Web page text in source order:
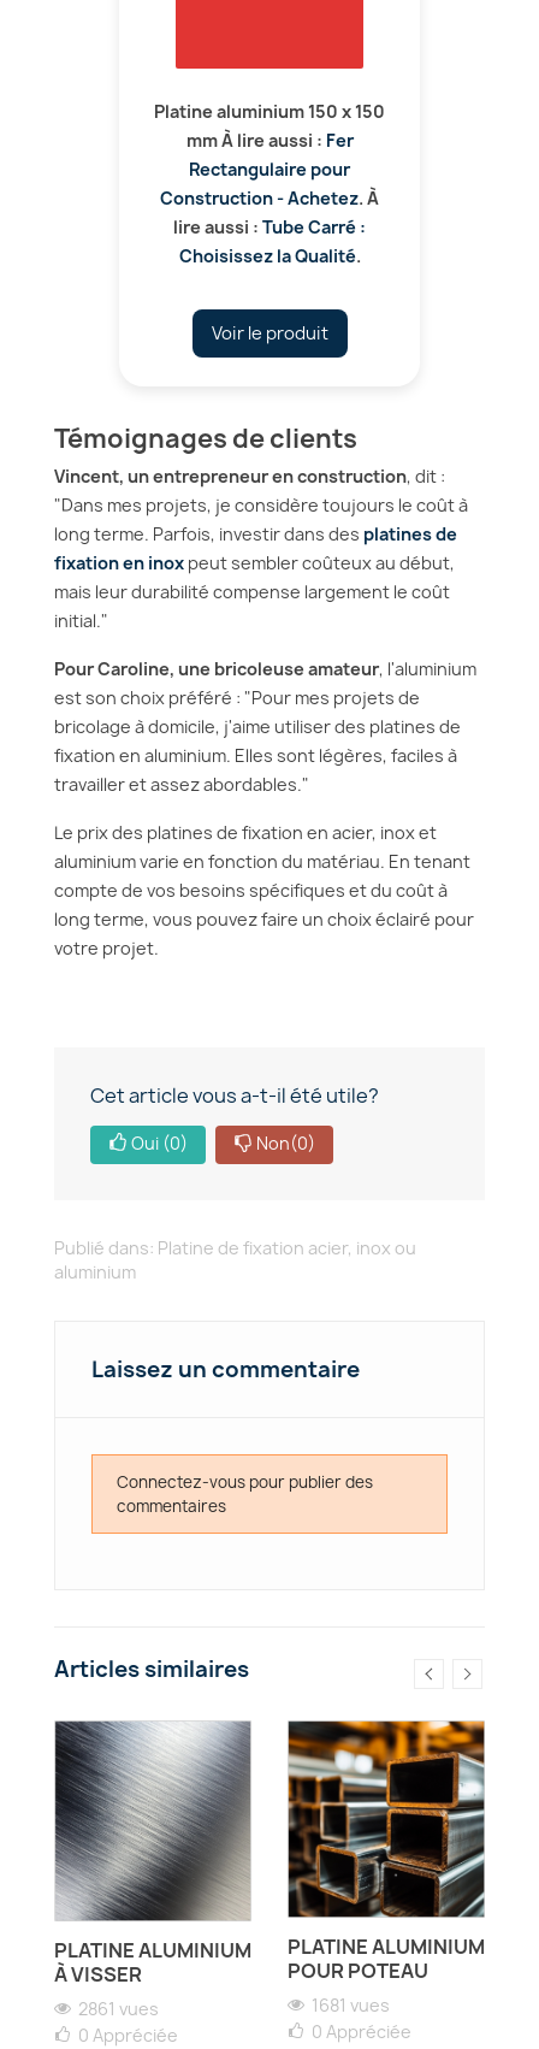
Platine aluminium 150 x 150
mm À lire aussi : Fer
Rectangulaire pour
Construction - Achetez. À
lire aussi : Tube Carré :
Choisissez la Qualité.
Voir le produit
Témoignages de clients
Vincent, un entrepreneur en construction, dit :
"Dans mes projets, je considère toujours le coût à
long terme. Parfois, investir dans des platines de
fixation en inox peut sembler coûteux au début,
mais leur durabilité compense largement le coût
initial."
Pour Caroline, une bricoleuse amateur, l'aluminium
est son choix préféré : "Pour mes projets de
bricolage à domicile, j'aime utiliser des platines de
fixation en aluminium. Elles sont légères, faciles à
travailler et assez abordables."
Le prix des platines de fixation en acier, inox et
aluminium varie en fonction du matériau. En tenant
compte de vos besoins spécifiques et du coût à
long terme, vous pouvez faire un choix éclairé pour
votre projet.
Cet article vous a-t-il été utile?
Oui (0) Non(0)
Publié dans: Platine de fixation acier, inox ou
aluminium
Laissez un commentaire
Connectez-vous pour publier des
commentaires
Articles similaires
PLATINE ALUMINIUM
À VISSER
2861 vues
0 Appréciée
PLATINE ALUMINIUM
POUR POTEAU
1681 vues
0 Appréciée